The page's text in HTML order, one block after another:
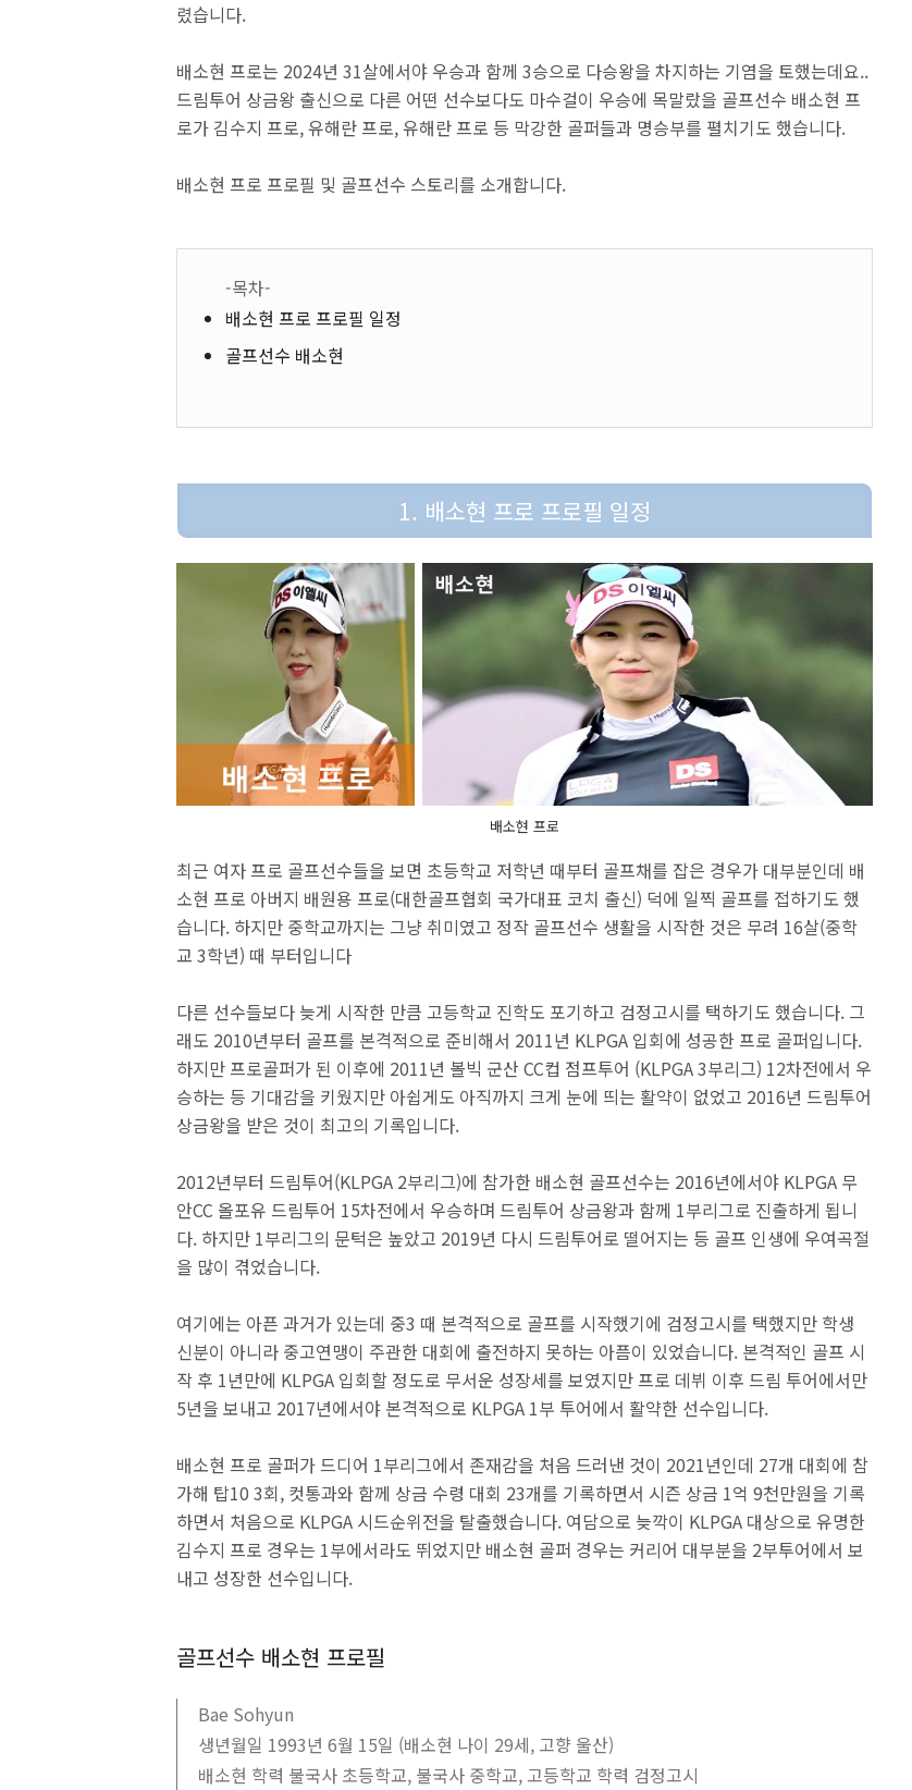
렸습니다.
배소현 프로는 2024년 31살에서야 우승과 함께 3승으로 다승왕을 차지하는 기염을 토했는데요..
드림투어 상금왕 출신으로 다른 어떤 선수보다도 마수걸이 우승에 목말랐을 골프선수 배소현 프
로가 김수지 프로, 유해란 프로, 유해란 프로 등 막강한 골퍼들과 명승부를 펼치기도 했습니다.
배소현 프로 프로필 및 골프선수 스토리를 소개합니다.
-목차-
배소현 프로 프로필 일정
골프선수 배소현
1. 배소현 프로 프로필 일정
배소현 프로
최근 여자 프로 골프선수들을 보면 초등학교 저학년 때부터 골프채를 잡은 경우가 대부분인데 배
소현 프로 아버지 배원용 프로(대한골프협회 국가대표 코치 출신) 덕에 일찍 골프를 접하기도 했
습니다. 하지만 중학교까지는 그냥 취미였고 정작 골프선수 생활을 시작한 것은 무려 16살(중학
교 3학년) 때 부터입니다
다른 선수들보다 늦게 시작한 만큼 고등학교 진학도 포기하고 검정고시를 택하기도 했습니다. 그
래도 2010년부터 골프를 본격적으로 준비해서 2011년 KLPGA 입회에 성공한 프로 골퍼입니다.
하지만 프로골퍼가 된 이후에 2011년 볼빅 군산 CC컵 점프투어 (KLPGA 3부리그) 12차전에서 우
승하는 등 기대감을 키웠지만 아쉽게도 아직까지 크게 눈에 띄는 활약이 없었고 2016년 드림투어
상금왕을 받은 것이 최고의 기록입니다.
2012년부터 드림투어(KLPGA 2부리그)에 참가한 배소현 골프선수는 2016년에서야 KLPGA 무
안CC 올포유 드림투어 15차전에서 우승하며 드림투어 상금왕과 함께 1부리그로 진출하게 됩니
다. 하지만 1부리그의 문턱은 높았고 2019년 다시 드림투어로 떨어지는 등 골프 인생에 우여곡절
을 많이 겪었습니다.
여기에는 아픈 과거가 있는데 중3 때 본격적으로 골프를 시작했기에 검정고시를 택했지만 학생
신분이 아니라 중고연맹이 주관한 대회에 출전하지 못하는 아픔이 있었습니다. 본격적인 골프 시
작 후 1년만에 KLPGA 입회할 정도로 무서운 성장세를 보였지만 프로 데뷔 이후 드림 투어에서만
5년을 보내고 2017년에서야 본격적으로 KLPGA 1부 투어에서 활약한 선수입니다.
배소현 프로 골퍼가 드디어 1부리그에서 존재감을 처음 드러낸 것이 2021년인데 27개 대회에 참
가해 탑10 3회, 컷통과와 함께 상금 수령 대회 23개를 기록하면서 시즌 상금 1억 9천만원을 기록
하면서 처음으로 KLPGA 시드순위전을 탈출했습니다. 여담으로 늦깍이 KLPGA 대상으로 유명한
김수지 프로 경우는 1부에서라도 뛰었지만 배소현 골퍼 경우는 커리어 대부분을 2부투어에서 보
내고 성장한 선수입니다.
골프선수 배소현 프로필
Bae Sohyun
생년월일 1993년 6월 15일 (배소현 나이 29세, 고향 울산)
배소현 학력 불국사 초등학교, 불국사 중학교, 고등학교 학력 검정고시